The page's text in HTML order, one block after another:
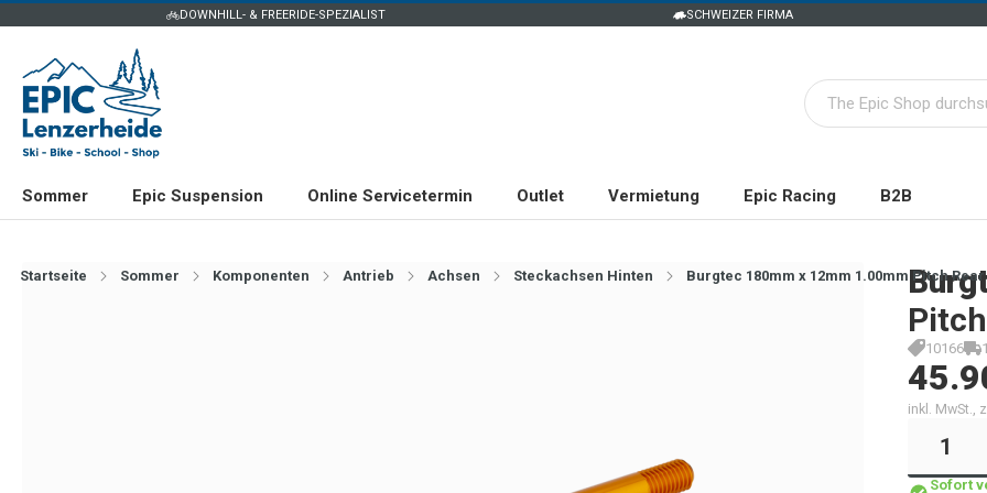
DOWNHILL- & FREERIDE-SPEZIALIST SCHWEIZER FIRMA
Sommer Epic Suspension Online Servicetermin Outlet Vermietung Epic Racing B2B
Startseite Sommer Komponenten Antrieb Achsen Steckachsen Hinten Burgtec 180mm x 12mm 1.00mm Pitch
10166
inkl. MwSt.,
Sofort